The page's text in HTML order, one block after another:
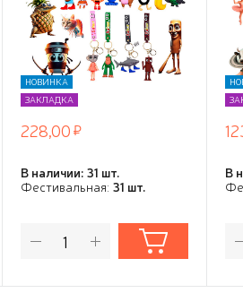
НОВИНКА
ЗАКЛАДКА
228,00
В наличии: 31 шт.
Фестивальная: 31 шт.
В